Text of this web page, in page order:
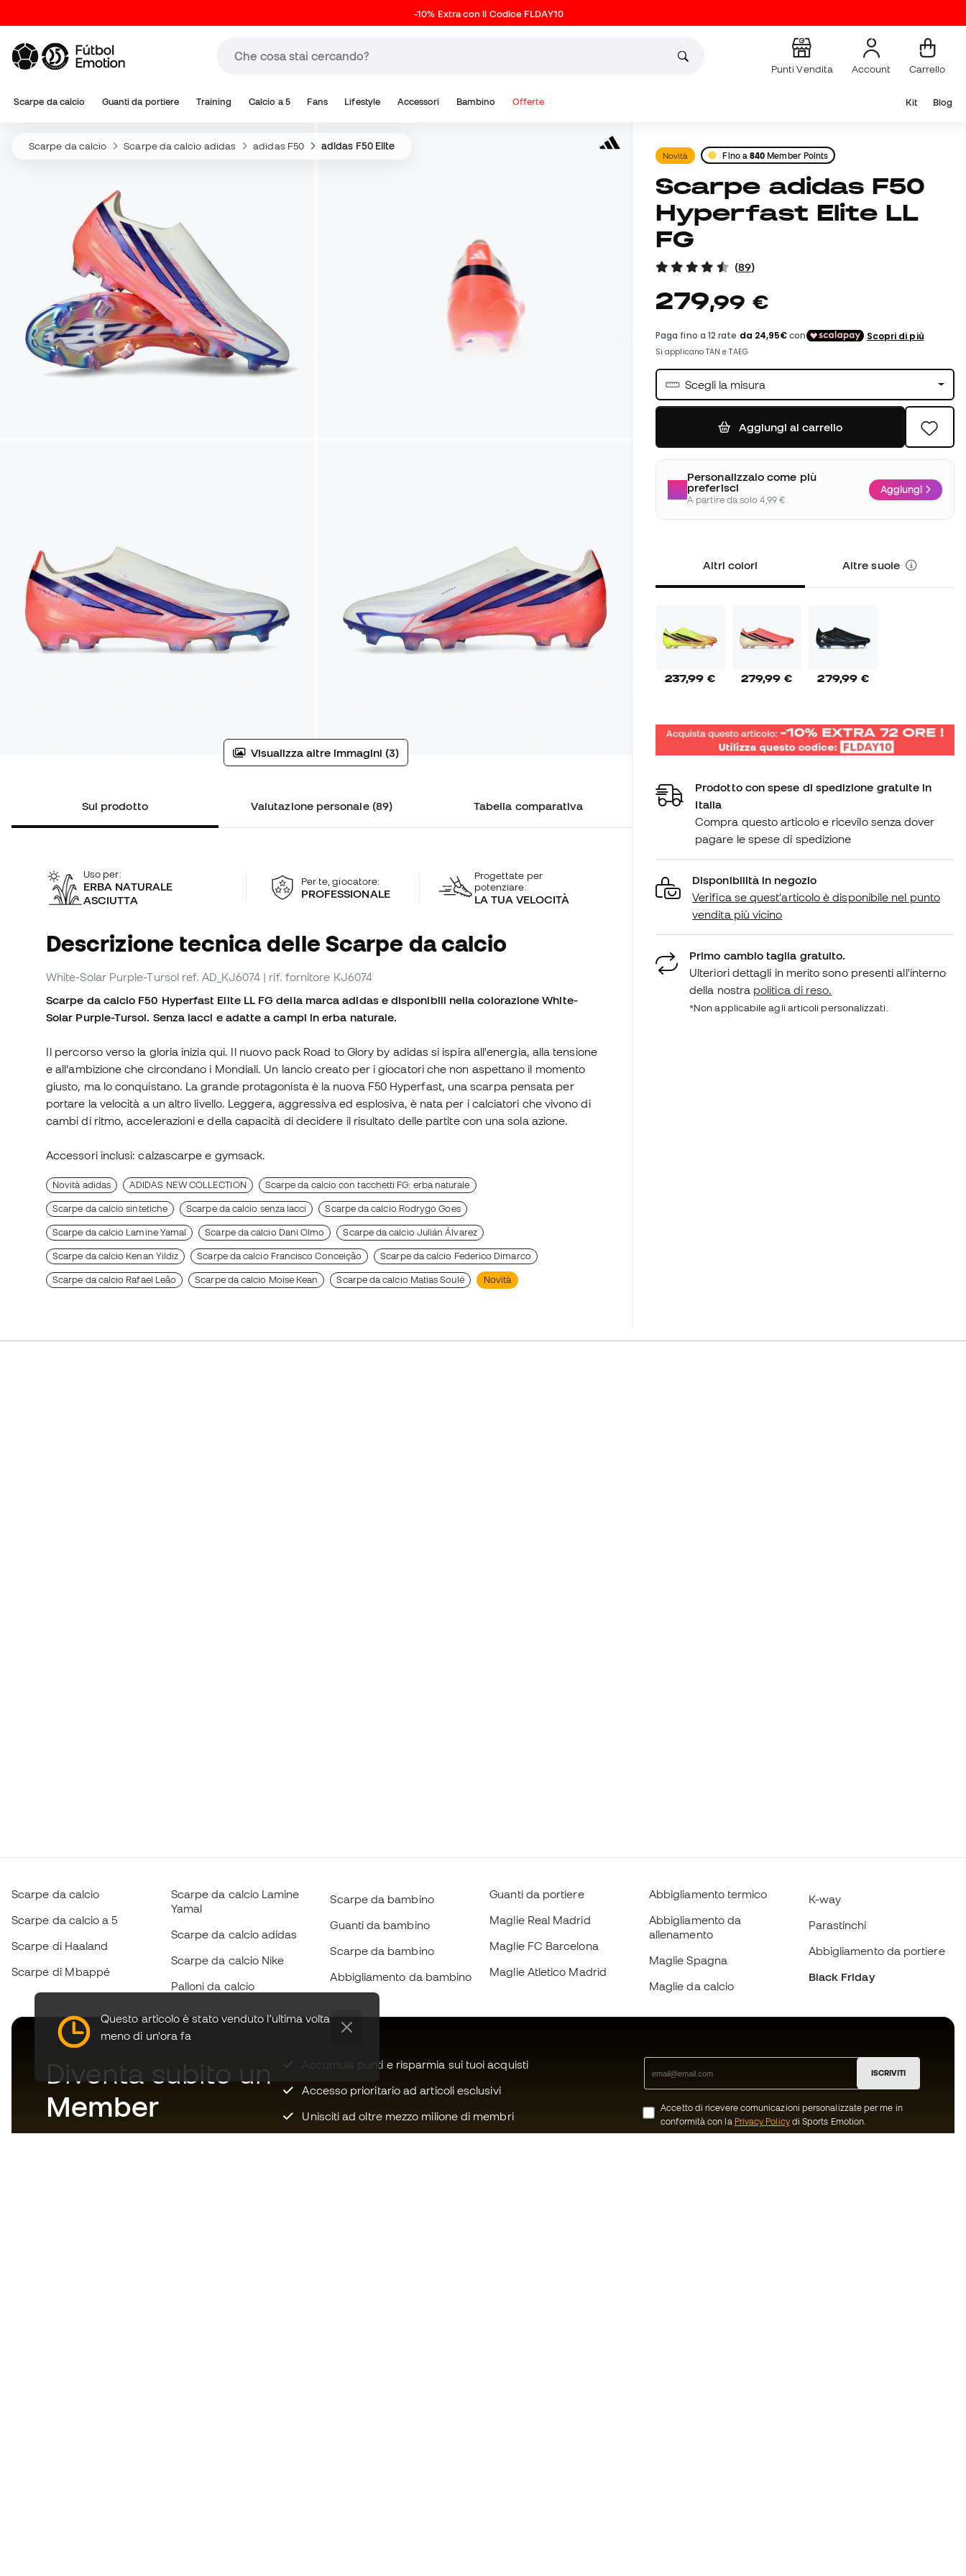
-10% Extra con il Codice FLDAY10
Punti Vendita Account Carrello
Scarpe da calcio Guanti da portiere Training Calcio a 5 Fans Lifestyle Accessori Bambino Offerte Kit Blog
Scarpe da calcio Scarpe da calcio adidas adidas F50 adidas F50 Elite
Visualizza altre immagini (3)
Sul prodotto Valutazione personale (89) Tabella comparativa
Uso per:
ERBA NATURALE
ASCIUTTA
Per te, giocatore:
PROFESSIONALE
Progettate per
potenziare:
LA TUA VELOCITÀ
Descrizione tecnica delle Scarpe da calcio
White-Solar Purple-Tursol ref. AD_KJ6074 | rif. fornitore KJ6074
Scarpe da calcio F50 Hyperfast Elite LL FG della marca adidas e disponibili nella colorazione White-
Solar Purple-Tursol. Senza lacci e adatte a campi in erba naturale.
Il percorso verso la gloria inizia qui. Il nuovo pack Road to Glory by adidas si ispira all'energia, alla tensione
e all’ambizione che circondano i Mondiali. Un lancio creato per i giocatori che non aspettano il momento
giusto, ma lo conquistano. La grande protagonista è la nuova F50 Hyperfast, una scarpa pensata per
portare la velocità a un altro livello. Leggera, aggressiva ed esplosiva, è nata per i calciatori che vivono di
cambi di ritmo, accelerazioni e della capacità di decidere il risultato delle partite con una sola azione.
Accessori inclusi: calzascarpe e gymsack.
Novità adidas ADIDAS NEW COLLECTION Scarpe da calcio con tacchetti FG: erba naturale
Scarpe da calcio sintetiche Scarpe da calcio senza lacci Scarpe da calcio Rodrygo Goes
Scarpe da calcio Lamine Yamal Scarpe da calcio Dani Olmo Scarpe da calcio Julián Álvarez
Scarpe da calcio Kenan Yildiz Scarpe da calcio Francisco Conceição Scarpe da calcio Federico Dimarco
Scarpe da calcio Rafael Leão Scarpe da calcio Moise Kean Scarpe da calcio Matias Soulé Novità
Novità Fino a840 Member Points
Scarpe adidas F50
Hyperfast Elite LL
FG
(89)
279,99 €
Scegli la misura
Aggiungi al carrello
Personalizzalo come più
preferisci
A partire da solo 4,99 €
Aggiungi
Altri colori Altre suole
237,99 € 279,99 € 279,99 €
Prodotto con spese di spedizione gratuite in
Italia
Compra questo articolo e ricevilo senza dover
pagare le spese di spedizione
Disponibilità in negozio
Verifica se quest'articolo è disponibile nel punto
vendita più vicino
Primo cambio taglia gratuito.
Ulteriori dettagli in merito sono presenti all'interno
della nostra politica di reso.
*Non applicabile agli articoli personalizzati.
Questo articolo è stato venduto l'ultima volta
meno di un'ora fa
Scarpe da calcio
Scarpe da calcio a 5
Scarpe di Haaland
Scarpe di Mbappé
Scarpe da calcio Lamine
Yamal
Scarpe da calcio adidas
Scarpe da calcio Nike
Palloni da calcio
Scarpe da bambino
Guanti da bambino
Scarpe da bambino
Abbigliamento da bambino
Guanti da portiere
Maglie Real Madrid
Maglie FC Barcelona
Maglie Atletico Madrid
Abbigliamento termico
Abbigliamento da
allenamento
Maglie Spagna
Maglie da calcio
K-way
Parastinchi
Abbigliamento da portiere
Black Friday
Diventa subito un
Member
Accumula punti e risparmia sui tuoi acquisti
Accesso prioritario ad articoli esclusivi
Unisciti ad oltre mezzo milione di membri
ISCRIVITI
Accetto di ricevere comunicazioni personalizzate per me in
conformità con la Privacy Policydi Sports Emotion.